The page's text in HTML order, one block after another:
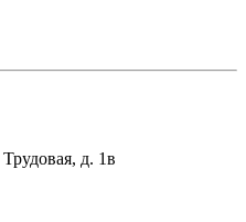
д. 1в